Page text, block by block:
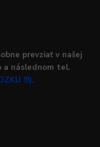
prevziať v našej
a následnom tel.
!!!).